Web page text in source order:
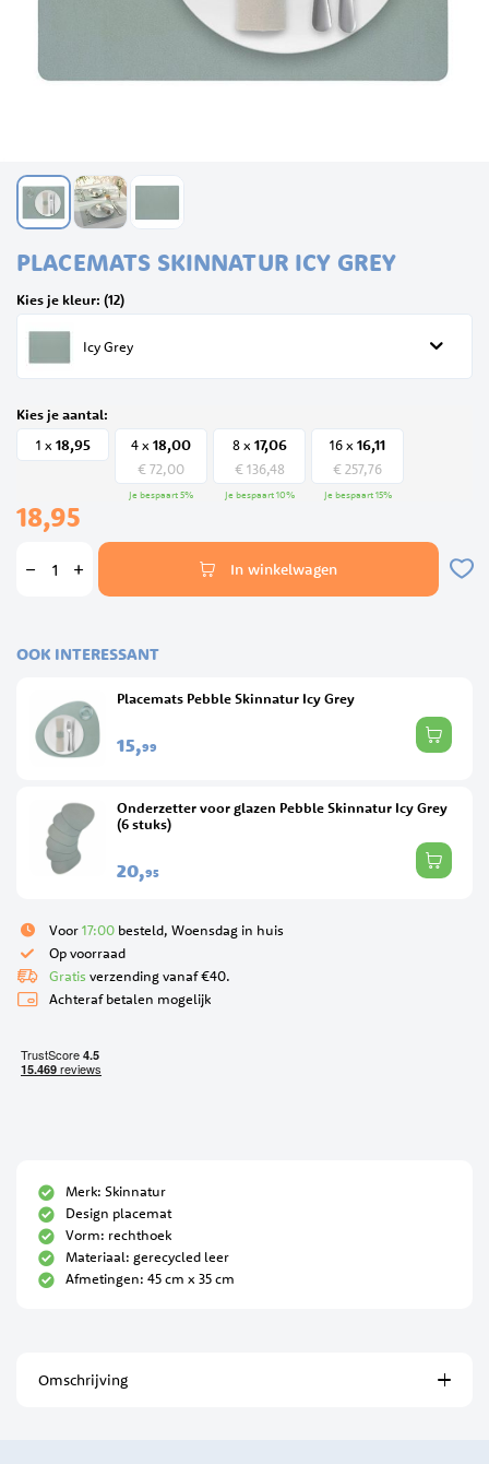
naar
begin
afbeeldingen-
PLACEMATS SKINNATUR ICY GREY
Kies je kleur: (12)
Icy Grey
18,95
Kies je aantal:
1 x 18,95 4 x 18,00
€ 72,00
Je bespaart5%
8 x 17,06
€ 136,48
Je bespaart10%
16 x 16,11
€ 257,76
Je bespaart15%
In winkelwagen
OOK INTERESSANT
Placemats Pebble Skinnatur Icy Grey
15,99
Onderzetter voor glazen Pebble Skinnatur Icy Grey
(6 stuks)
20,95
Voor17:00 besteld, Woensdag in huis
Op voorraad
Gratis verzending vanaf €40.
Achteraf betalen mogelijk
Merk: Skinnatur
Design placemat
Vorm: rechthoek
Materiaal: gerecycled leer
Afmetingen: 45 cm x 35 cm
Omschrijving